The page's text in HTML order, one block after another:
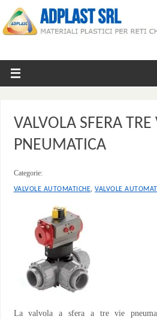
VALVOLA SFERA TRE
PNEUMATICA
Categorie:
VALVOLE AUTOMATICHE ,VALVOLE
La valvola a sfera a tre vie